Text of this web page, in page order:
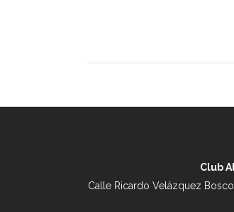
Club
Calle Ricardo Velázquez